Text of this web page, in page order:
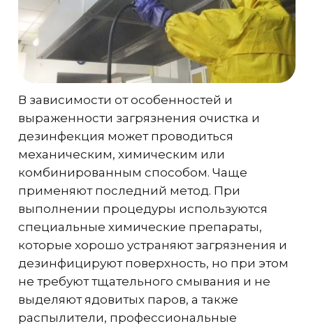
В зависимости от особенностей и
выраженности загрязнения очистка и
дезинфекция может проводиться
механическим, химическим или
комбинированным способом. Чаще
применяют последний метод. При
выполнении процедуры используются
специальные химические препараты,
которые хорошо устраняют загрязнения и
дезинфицируют поверхность, но при этом
не требуют тщательного смывания и не
выделяют ядовитых паров, а также
распылители, профессиональные